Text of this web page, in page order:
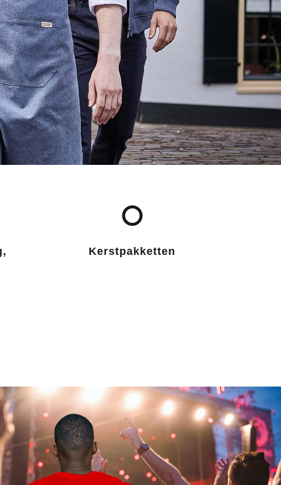
Kerstpakketten